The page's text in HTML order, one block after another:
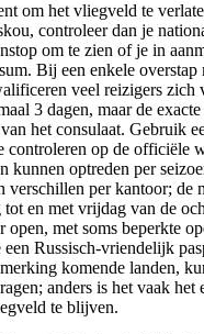
om het vliegveld te
controleer dan je
om te zien of je in
Bij een enkele overstap
veel reizigers zich
3 dagen, maar de
het consulaat. Gebruik
controleren op de officiële
kunnen optreden per
verschillen per kantoor; de
en met vrijdag van de
open, met soms beperkte
Russisch-vriendelijk
komende landen,
anders is het vaak het
te blijven.